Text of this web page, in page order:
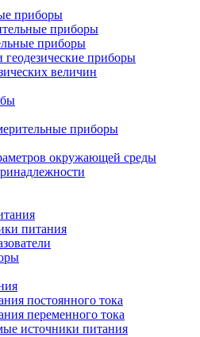
приборы
приборы
приборы
приборы
величин
приборы
окружающей среды
питания
постоянного тока
переменного тока
источники питания